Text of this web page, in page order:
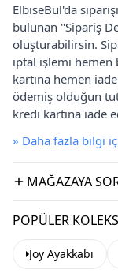
ElbiseBul'da
bulunan "Sipariş
oluşturabilirsin.
iptal işlemi hemen
kartına hemen
ödemiş olduğun
kredi kartına iade
» Daha fazla bilgi
MAĞAZAYA
POPÜLER
Joy Ayakkabı